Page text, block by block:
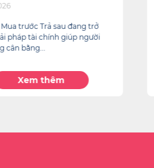
trước Trả sau đang trở
pháp tài chính giúp người
cân bằng...
Xem thêm